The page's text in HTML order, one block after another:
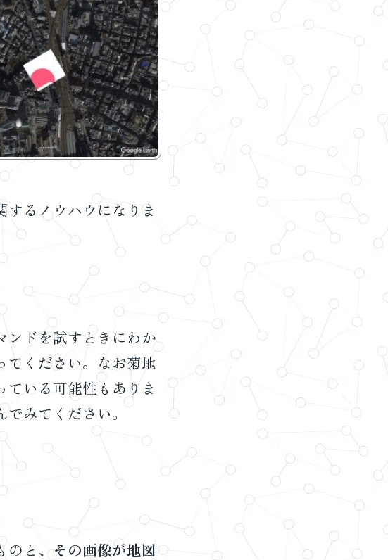
るノウハウになりま
ンドを試すときにわか
てください。なお菊地
いる可能性もありま
みてください。
と、 その画像が地図